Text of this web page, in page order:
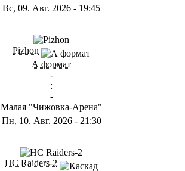
Вс, 09. Авг. 2026 - 19:45
Pizhon
А формат
-
:
-
Малая "Чижовка-Арена"
Пн, 10. Авг. 2026- 21:30
HC Raiders-2